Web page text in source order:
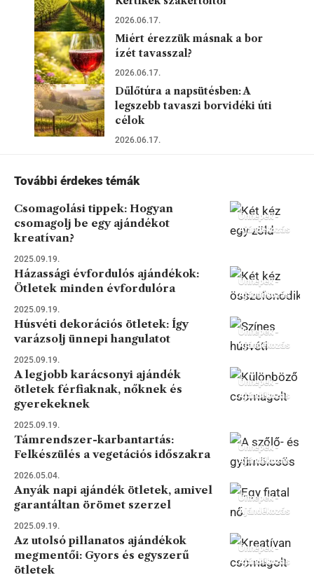
2026.06.17.
Miért érezzük másnak a bor
ízét tavasszal?
2026.06.17.
Dűlőtúra a napsütésben: A
legszebb tavaszi borvidéki úti
célok
2026.06.17.
További érdekes témák
Ünnepek -
Ajándékozás
Csomagolási tippek: Hogyan
csomagolj be egy ajándékot
kreatívan?
2025.09.19.
Ünnepek -
Ajándékozás
Házassági évfordulós ajándékok:
Ötletek minden évfordulóra
2025.09.19.
Ünnepek -
Ajándékozás
Húsvéti dekorációs ötletek: Így
varázsolj ünnepi hangulatot
2025.09.19.
Ünnepek -
Ajándékozás
A legjobb karácsonyi ajándék
ötletek férfiaknak, nőknek és
gyerekeknek
2025.09.19.
Ünnepek -
Ajándékozás
Támrendszer-karbantartás:
Felkészülés a vegetációs időszakra
2026.05.04.
Ünnepek -
Ajándékozás
Anyák napi ajándék ötletek, amivel
garantáltan örömet szerzel
2025.09.19.
Ünnepek -
Ajándékozás
Az utolsó pillanatos ajándékok
megmentői: Gyors és egyszerű
ötletek